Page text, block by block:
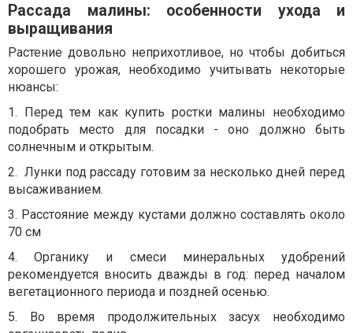
Рассада малины: особенности ухода и
выращивания
Растение довольно неприхотливое, но чтобы добиться
хорошего урожая, необходимо учитывать некоторые
нюансы:
1. Перед тем как купить ростки малины необходимо
подобрать место для посадки - оно должно быть
солнечным и открытым.
2. Лунки под рассаду готовим за несколько дней перед
высаживанием.
3. Расстояние между кустами должно составлять около
70 см
4. Органику и смеси минеральных удобрений
рекомендуется вносить дважды в год: перед началом
вегетационного периода и поздней осенью.
5. Во время продолжительных засух необходимо